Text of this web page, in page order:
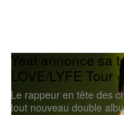
Yeat annonce sa
LOVE/LYFE Tour
Le rappeur en tête des
tout nouveau double